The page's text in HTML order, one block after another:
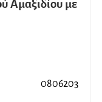
Αμαξιδίου με
0806203